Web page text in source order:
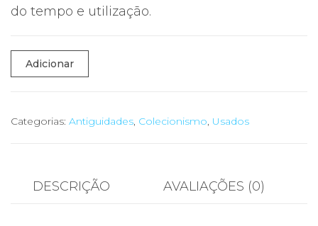
do tempo e utilização.
Quantidade
de
Sony
Sports
Adicionar
Categorias: Antiguidades, Colecionismo, Usados
DESCRIÇÃO AVALIAÇÕES (0)